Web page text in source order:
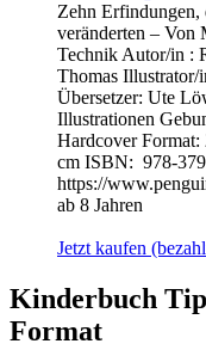
Zehn Erfindungen,
veränderten – Von
Technik Autor/in :
Thomas Illustrator/
Übersetzer: Ute
Illustrationen
Hardcover
cm ISBN: ‎ 978-
https://
ab 8 Jahren
Jetzt kaufen
Kinderbuch
Format